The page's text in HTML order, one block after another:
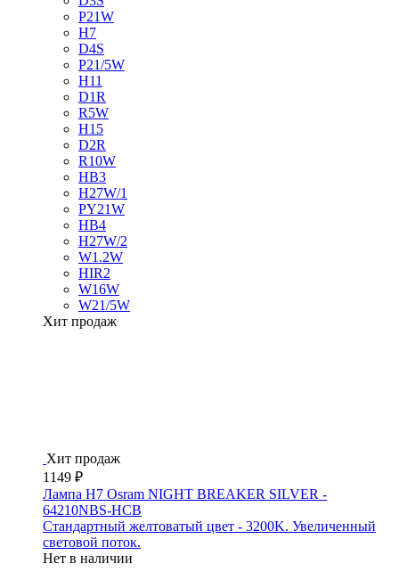
P21W
H7
D4S
P21/5W
H11
D1R
R5W
H15
D2R
R10W
HB3
H27W/1
PY21W
HB4
H27W/2
W1.2W
HIR2
W16W
W21/5W
Хит продаж
Хит продаж
1149 ₽
Лампа H7 Osram NIGHT BREAKER SILVER -
64210NBS-HCB
Стандартный желтоватый цвет - 3200K. Увеличенный
световой поток.
Нет в наличии